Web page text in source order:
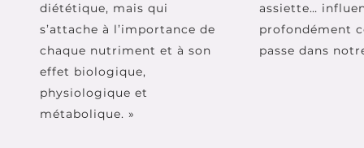
diététique, mais qui
s’attache à l’importance de
chaque nutriment et à son
effet biologique,
physiologique et
métabolique. »
assiette…
profondément
passe dans